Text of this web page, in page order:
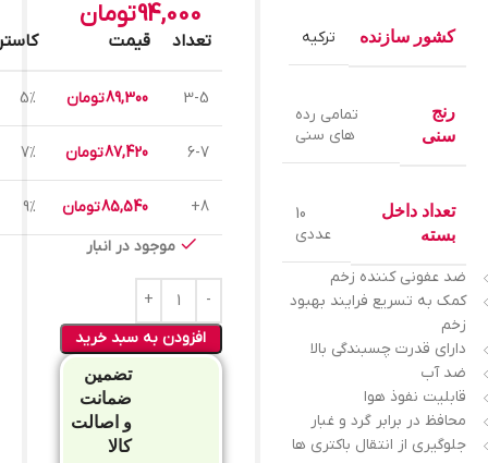
کشور سازنده ترکیه
رنج
سنی
تمامی رده
های سنی
تعداد داخل
بسته
10
عددی
ضد عفونی کننده زخم
کمک به تسریع فرایند بهبود
زخم
دارای قدرت چسبندگی بالا
ضد آب
قابلیت نفوذ هوا
محافظ در برابر گرد و غبار
جلوگیری از انتقال باکتری ها
94,000تومان
تعداد قیمت
3-5
89,300تومان 5%
6-7
87,420تومان 7%
8+
85,540تومان
9%
موجود در انبار
افزودن به سبد خرید
تضمین
ضمانت
و اصالت
کالا